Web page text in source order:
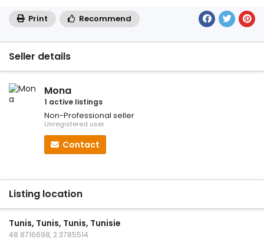
Print Recommend
Seller details
Mona
1 active listings
Non-Professional seller
Unregistered user
Contact
Listing location
Tunis, Tunis, Tunis, Tunisie
48.8716698, 2.3785514